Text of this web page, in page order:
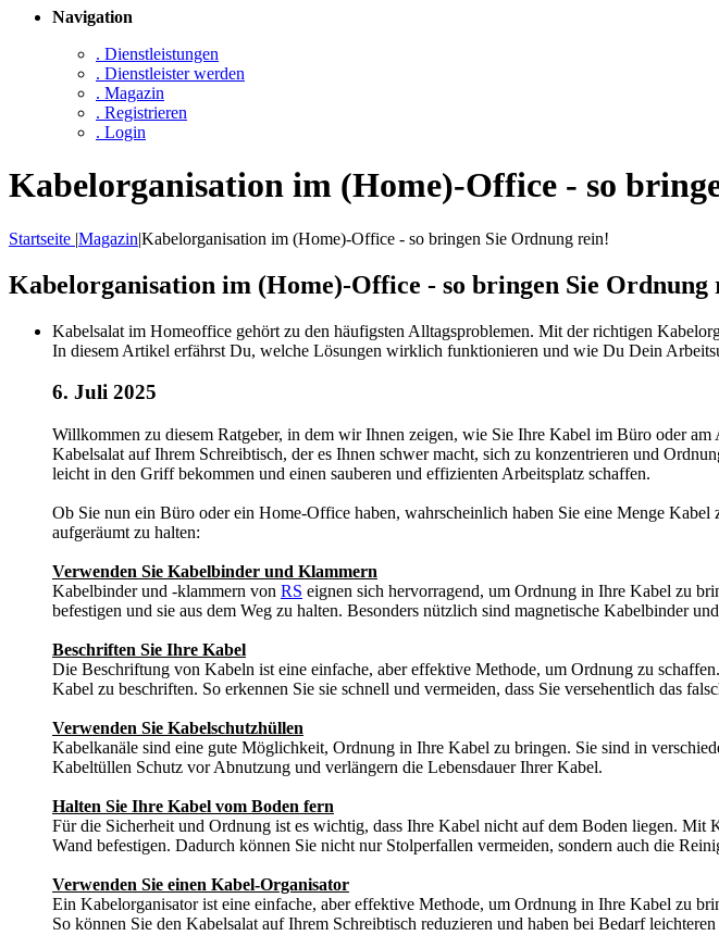
Navigation
. Dienstleistungen
. Dienstleister werden
. Magazin
. Registrieren
. Login
Kabelorganisation im (Home)-Office - so
Startseite |Magazin|Kabelorganisation im (Home)-Office - so bringen Sie Ordnung rein!
Kabelorganisation im (Home)-Office - so bringen Sie Ordnung
Kabelsalat im Homeoffice gehört zu den häufigsten Alltagsproblemen. Mit der richtigen
In diesem Artikel erfährst Du, welche Lösungen wirklich funktionieren und wie Du Dein
6. Juli 2025
Willkommen zu diesem Ratgeber, in dem wir Ihnen zeigen, wie Sie Ihre Kabel im Büro oder
Kabelsalat auf Ihrem Schreibtisch, der es Ihnen schwer macht, sich zu konzentrieren und
leicht in den Griff bekommen und einen sauberen und effizienten Arbeitsplatz schaffen.
Ob Sie nun ein Büro oder ein Home-Office haben, wahrscheinlich haben Sie eine Menge
aufgeräumt zu halten:
Verwenden Sie Kabelbinder und Klammern
Kabelbinder und -klammern von RS eignen sich hervorragend, um Ordnung in Ihre Kabel zu
befestigen und sie aus dem Weg zu halten. Besonders nützlich sind magnetische Kabelbinder
Beschriften Sie Ihre Kabel
Die Beschriftung von Kabeln ist eine einfache, aber effektive Methode, um Ordnung zu
Kabel zu beschriften. So erkennen Sie sie schnell und vermeiden, dass Sie versehentlich das
Verwenden Sie Kabelschutzhüllen
Kabelkanäle sind eine gute Möglichkeit, Ordnung in Ihre Kabel zu bringen. Sie sind in
Kabeltüllen Schutz vor Abnutzung und verlängern die Lebensdauer Ihrer Kabel.
Halten Sie Ihre Kabel vom Boden fern
Für die Sicherheit und Ordnung ist es wichtig, dass Ihre Kabel nicht auf dem Boden liegen.
Wand befestigen. Dadurch können Sie nicht nur Stolperfallen vermeiden, sondern auch die
Verwenden Sie einen Kabel-Organisator
Ein Kabelorganisator ist eine einfache, aber effektive Methode, um Ordnung in Ihre Kabel zu
So können Sie den Kabelsalat auf Ihrem Schreibtisch reduzieren und haben bei Bedarf